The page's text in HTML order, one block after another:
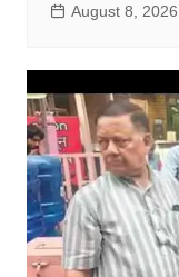
August 8, 2026